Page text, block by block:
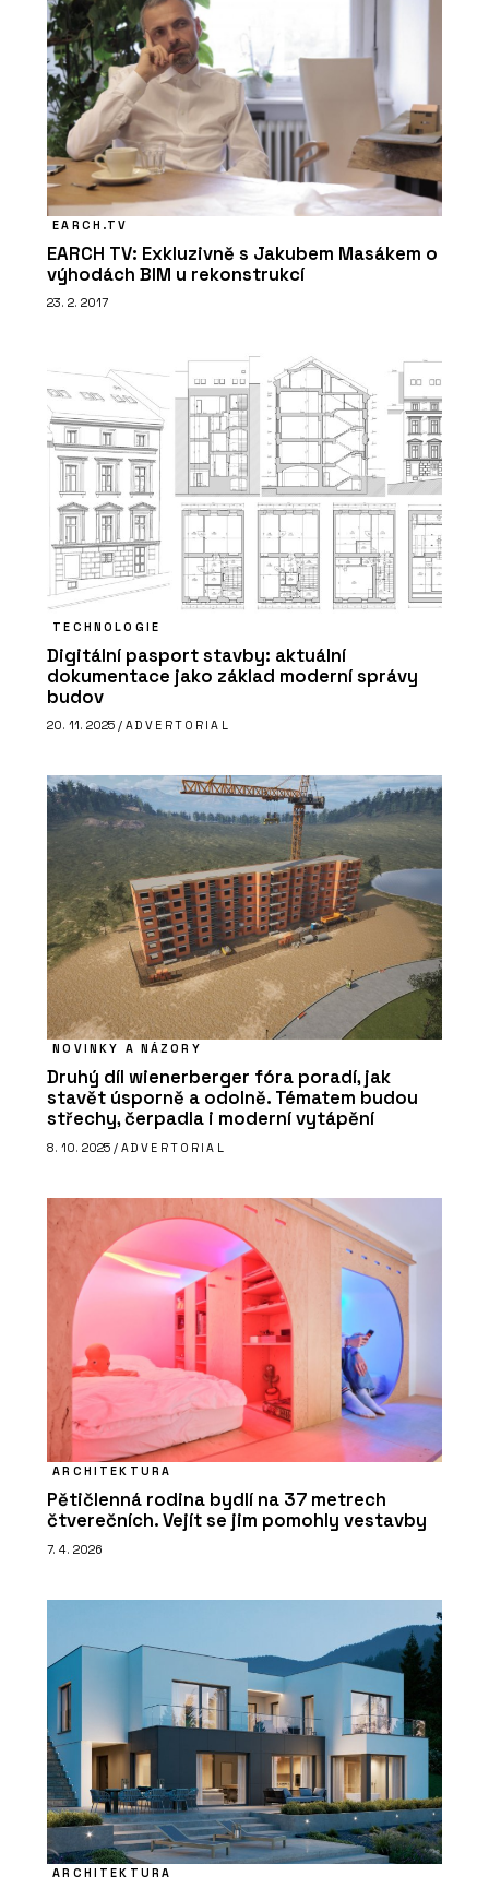
EARCH.TV
EARCH TV: Exkluzivně s Jakubem Masákem o
výhodách BIM u rekonstrukcí
23. 2. 2017
TECHNOLOGIE
Digitální pasport stavby: aktuální
dokumentace jako základ moderní správy
budov
20. 11. 2025 / ADVERTORIAL
NOVINKY A NÁZORY
Druhý díl wienerberger fóra poradí, jak
stavět úsporně a odolně. Tématem budou
střechy, čerpadla i moderní vytápění
8. 10. 2025 / ADVERTORIAL
ARCHITEKTURA
Pětičlenná rodina bydlí na 37 metrech
čtverečních. Vejít se jim pomohly vestavby
7. 4. 2026
ARCHITEKTURA